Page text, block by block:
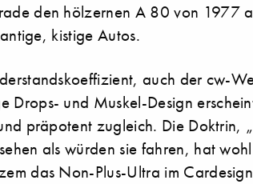
den hölzernen A 80 von 1977
kistige Autos.
auch der cw-
Drops- und Muskel-Design
präpotent zugleich. Die Doktrin,
als würden sie fahren, hat
das Non-Plus-Ultra im